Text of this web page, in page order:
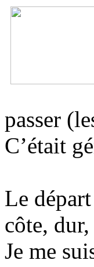
passer
C’était
Le
côte,
Je me